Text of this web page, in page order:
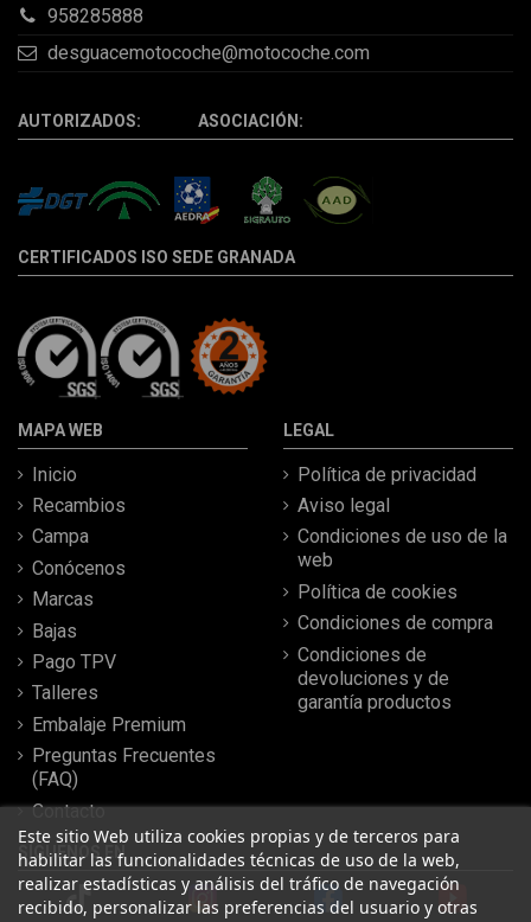
958285888
desguacemotocoche@motocoche.com
AUTORIZADOS: ASOCIACIÓN:
CERTIFICADOS ISO SEDE GRANADA
MAPA WEB
Inicio
Recambios
Campa
Conócenos
Marcas
Bajas
Pago TPV
Talleres
Embalaje Premium
Preguntas Frecuentes
(FAQ)
Contacto
LEGAL
Política de privacidad
Aviso legal
Condiciones de uso de la
web
Política de cookies
Condiciones de compra
Condiciones de
devoluciones y de
garantía productos
Este sitio Web utiliza cookies propias y de terceros para
habilitar las funcionalidades técnicas de uso de la web,
realizar estadísticas y análisis del tráfico de navegación
recibido, personalizar las preferencias del usuario y otras
SÍGUENOS EN